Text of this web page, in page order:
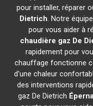
pour installer, réparer
Dietrich. Notre
pour vous aider à
chaudière gaz De
rapidement pour
chauffage fonctionne
d'une chaleur
des interventions
gaz De Dietrich